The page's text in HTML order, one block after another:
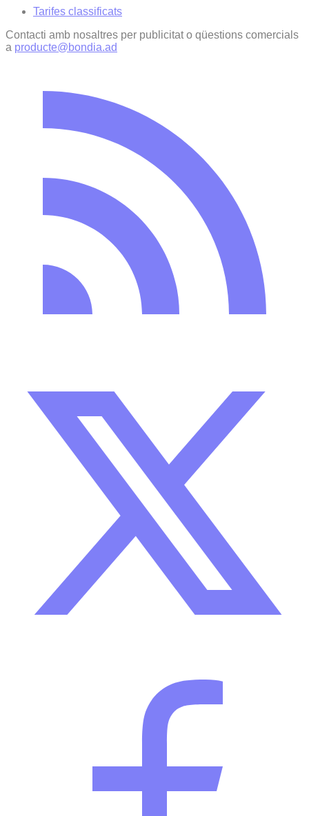
Tarifes classificats
Contacti amb nosaltres per publicitat o qüestions comercials
a producte@bondia.ad